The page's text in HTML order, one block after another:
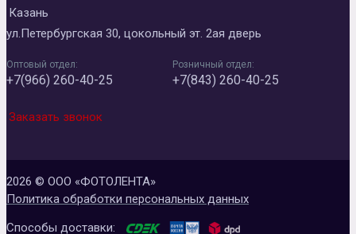
Казань
ул.Петербургская 30, цокольный эт. 2ая дверь
Оптовый отдел:
+7(966) 260-40-25
Розничный отдел:
+7(843) 260-40-25
Заказать звонок
2026 © ООО «ФОТОЛЕНТА»
Политика обработки персональных данных
Способы доставки: